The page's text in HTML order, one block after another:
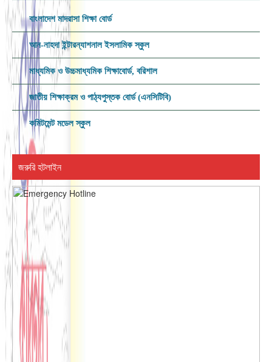
বাংলাদেশ মাদরাসা শিক্ষা বোর্ড
আন-নাহদা ইন্টারন্যাশনাল ইসলামিক স্কুল
মাধ্যমিক ও উচ্চমাধ্যমিক শিক্ষাবোর্ড, বরিশাল
জাতীয় শিক্ষাক্রম ও পাঠ্যপুস্তক বোর্ড (এনসিটিবি)
কমিটমেন্ট মডেল স্কুল
জরুরি হটলাইন